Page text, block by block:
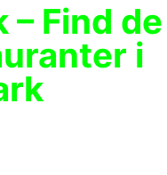
– Find de
i